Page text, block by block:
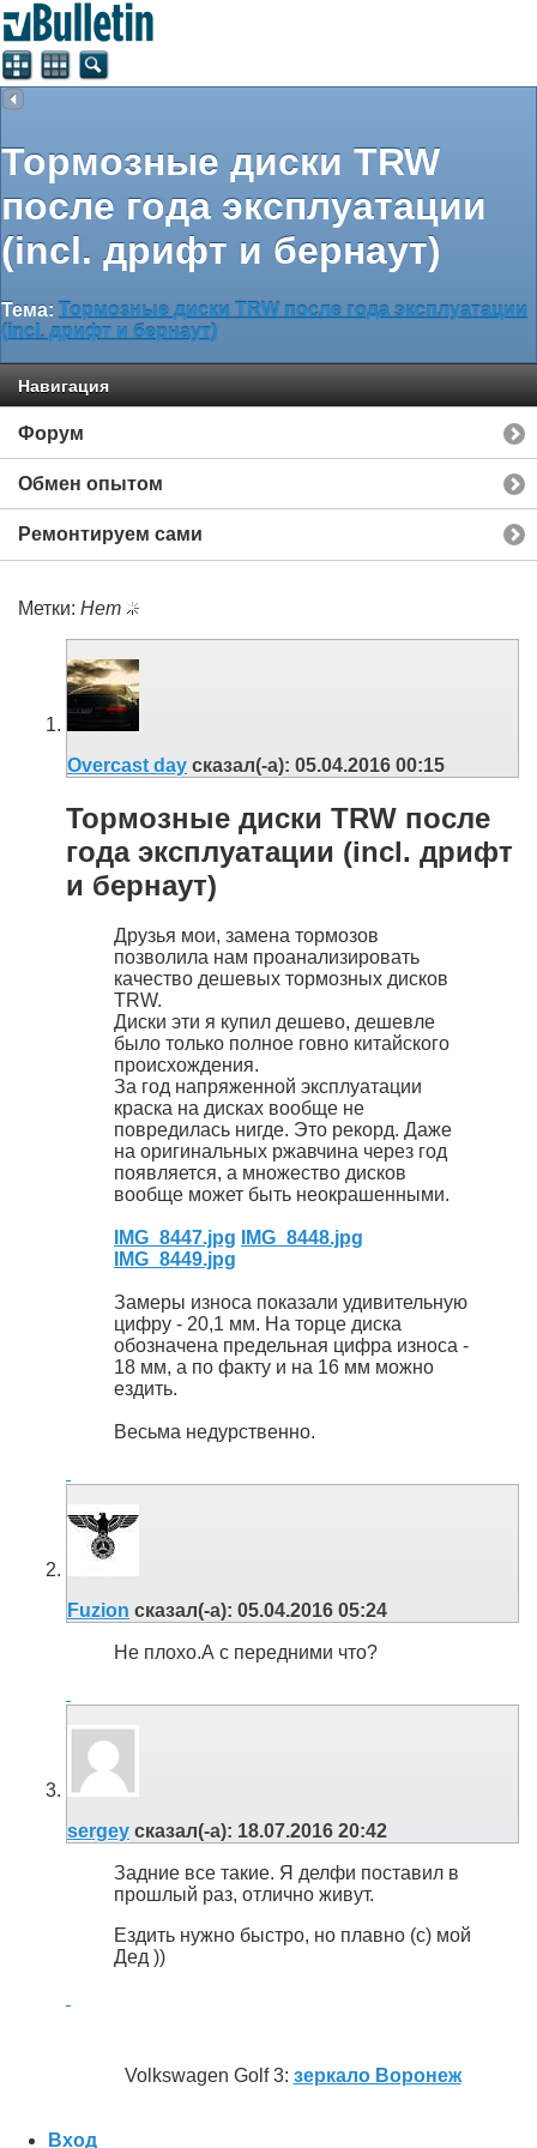
Тормозные диски TRW
после года эксплуатации
(incl. дрифт и бернаут)
Тема: Тормозные диски TRW после года эксплуатации
(incl. дрифт и бернаут)
Навигация
Форум
Обмен опытом
Ремонтируем сами
Метки: Нет
Overcast day сказал(-а): 05.04.2016 00:15
Тормозные диски TRW после
года эксплуатации (incl. дрифт
и бернаут)
Друзья мои, замена тормозов
позволила нам проанализировать
качество дешевых тормозных дисков
TRW.
Диски эти я купил дешево, дешевле
было только полное говно китайского
происхождения.
За год напряженной эксплуатации
краска на дисках вообще не
повредилась нигде. Это рекорд. Даже
на оригинальных ржавчина через год
появляется, а множество дисков
вообще может быть неокрашенными.
IMG_8447.jpg
IMG_8448.jpg
IMG_8449.jpg
Замеры износа показали удивительную
цифру - 20,1 мм. На торце диска
обозначена предельная цифра износа -
18 мм, а по факту и на 16 мм можно
ездить.
Весьма недурственно.
Fuzion сказал(-а): 05.04.2016 05:24
Не плохо.А с передними что?
sergey сказал(-а): 18.07.2016 20:42
Задние все такие. Я делфи поставил в
прошлый раз, отлично живут.
Ездить нужно быстро, но плавно (с) мой
Дед ))
Volkswagen Golf 3: зеркало Воронеж
Вход